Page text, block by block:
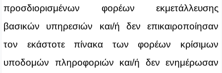
προσδιορισμένων φορέων εκμετάλλευσης
βασικών υπηρεσιών και/ή δεν επικαιροποίησαν
τον εκάστοτε πίνακα των φορέων κρίσιμων
υποδομών πληροφοριών και/ή δεν ενημέρωσαν